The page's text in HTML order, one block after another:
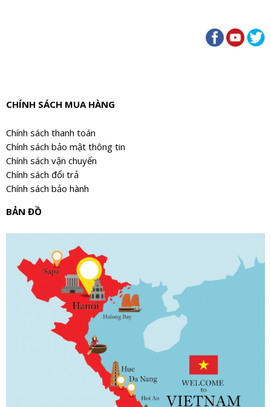
CHÍNH SÁCH MUA HÀNG
Chính sách thanh toán
Chính sách bảo mật thông tin
Chính sách vận chuyển
Chính sách đổi trả
Chính sách bảo hành
BẢN ĐỒ